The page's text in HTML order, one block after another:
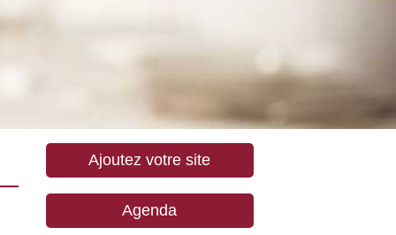
Ajoutez votre site
Agenda